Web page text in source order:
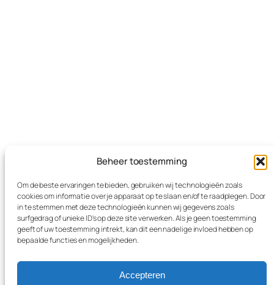
Beheer toestemming
Om de beste ervaringen te bieden, gebruiken wij technologieën zoals
cookies om informatie over je apparaat op te slaan en/of te raadplegen. Door
in te stemmen met deze technologieën kunnen wij gegevens zoals
surfgedrag of unieke ID's op deze site verwerken. Als je geen toestemming
geeft of uw toestemming intrekt, kan dit een nadelige invloed hebben op
bepaalde functies en mogelijkheden.
Accepteren